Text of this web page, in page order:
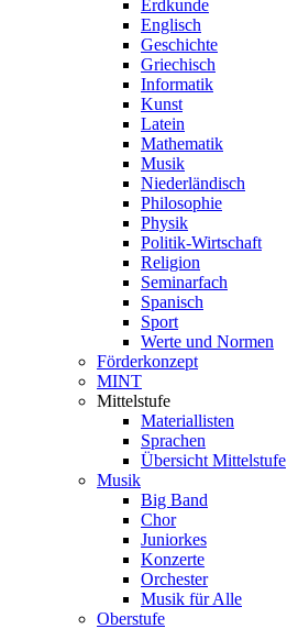
Erdkunde
Englisch
Geschichte
Griechisch
Informatik
Kunst
Latein
Mathematik
Musik
Niederländisch
Philosophie
Physik
Politik-Wirtschaft
Religion
Seminarfach
Spanisch
Sport
Werte und Normen
Förderkonzept
MINT
Mittelstufe
Materiallisten
Sprachen
Übersicht Mittelstufe
Musik
Big Band
Chor
Juniorkes
Konzerte
Orchester
Musik für Alle
Oberstufe